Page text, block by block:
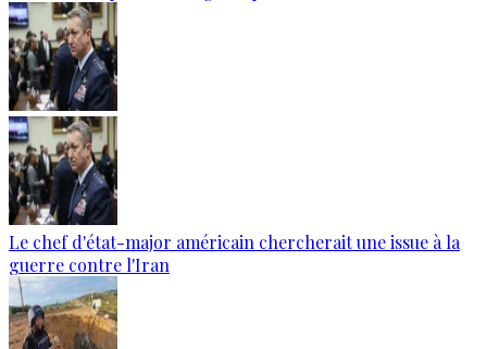
Le chef d'état-major américain chercherait une issue à la
guerre contre l'Iran